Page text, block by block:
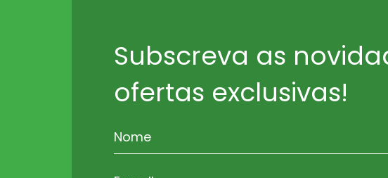
Subscreva as
ofertas exclusivas!